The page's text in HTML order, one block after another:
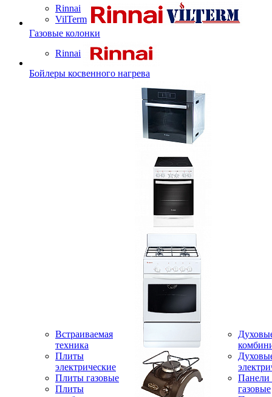
Rinnai
VilTerm
Газовые колонки
Rinnai
Бойлеры косвенного нагрева
Встраиваемая
техника
Плиты
электрические
Плиты газовые
Плиты
Панели
газовые